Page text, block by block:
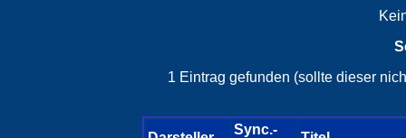
1 Eintrag gefunden (sollte dieser
Sync.-